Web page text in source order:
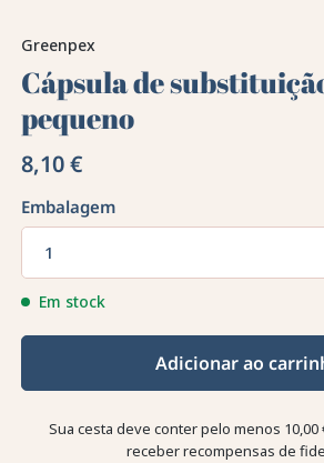
Greenpex
Cápsula de
pequeno
8,10 €
Embalagem
1
Em stock
Adicionar ao
Sua cesta deve conter pelo menos
receber recompensas de